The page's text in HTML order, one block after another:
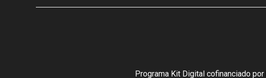
Programa Kit Digital cofinanciado